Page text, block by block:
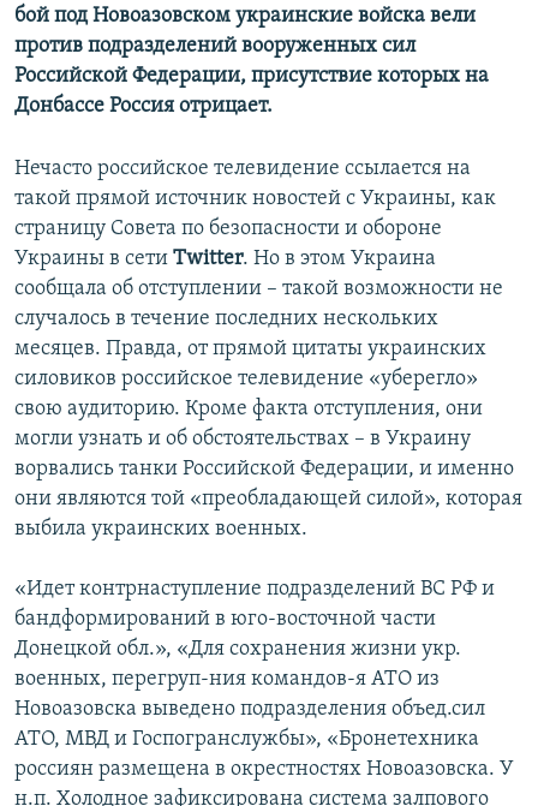
бой под Новоазовском украинские войска вели
против подразделений вооруженных сил
Российской Федерации, присутствие которых на
Донбассе Россия отрицает.
Нечасто российское телевидение ссылается на
такой прямой источник новостей с Украины, как
страницу Совета по безопасности и обороне
Украины в сети Twitter. Но в этом Украина
сообщала об отступлении – такой возможности не
случалось в течение последних нескольких
месяцев. Правда, от прямой цитаты украинских
силовиков российское телевидение «уберегло»
свою аудиторию. Кроме факта отступления, они
могли узнать и об обстоятельствах – в Украину
ворвались танки Российской Федерации, и именно
они являются той «преобладающей силой», которая
выбила украинских военных.
«Идет контрнаступление подразделений ВС РФ и
бандформирований в юго-восточной части
Донецкой обл.», «Для сохранения жизни укр.
военных, перегруп-ния командов-я АТО из
Новоазовска выведено подразделения объед.сил
АТО, МВД и Госпогранслужбы», «Бронетехника
россиян размещена в окрестностях Новоазовска. У
н.п. Холодное зафиксирована система залпового